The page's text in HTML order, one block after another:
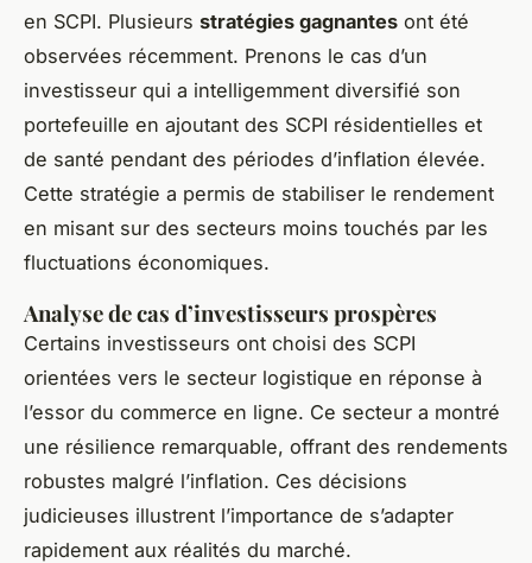
en SCPI. Plusieurs stratégies gagnantes ont été
observées récemment. Prenons le cas d’un
investisseur qui a intelligemment diversifié son
portefeuille en ajoutant des SCPI résidentielles et
de santé pendant des périodes d’inflation élevée.
Cette stratégie a permis de stabiliser le rendement
en misant sur des secteurs moins touchés par les
fluctuations économiques.
Analyse de cas d’investisseurs prospères
Certains investisseurs ont choisi des SCPI
orientées vers le secteur logistique en réponse à
l’essor du commerce en ligne. Ce secteur a montré
une résilience remarquable, offrant des rendements
robustes malgré l’inflation. Ces décisions
judicieuses illustrent l’importance de s’adapter
rapidement aux réalités du marché.